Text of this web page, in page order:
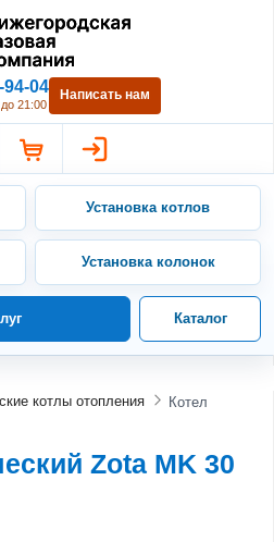
Нижегородская Газовая
94-04
21:00
Написать нам
Установка котлов
Установка колонок
Каталог
котлы отопления
Котел
Zota MK 30